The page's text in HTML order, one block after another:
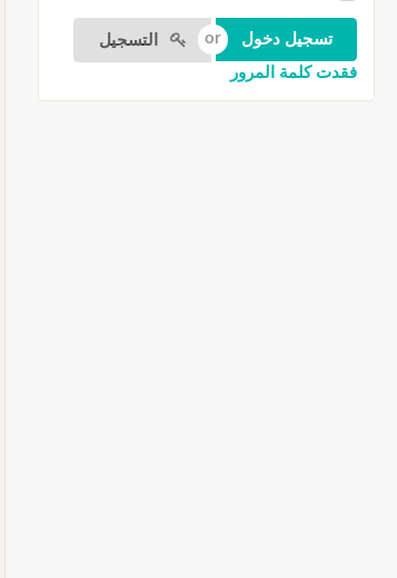
التسجيل
فقدت كلمة المرور